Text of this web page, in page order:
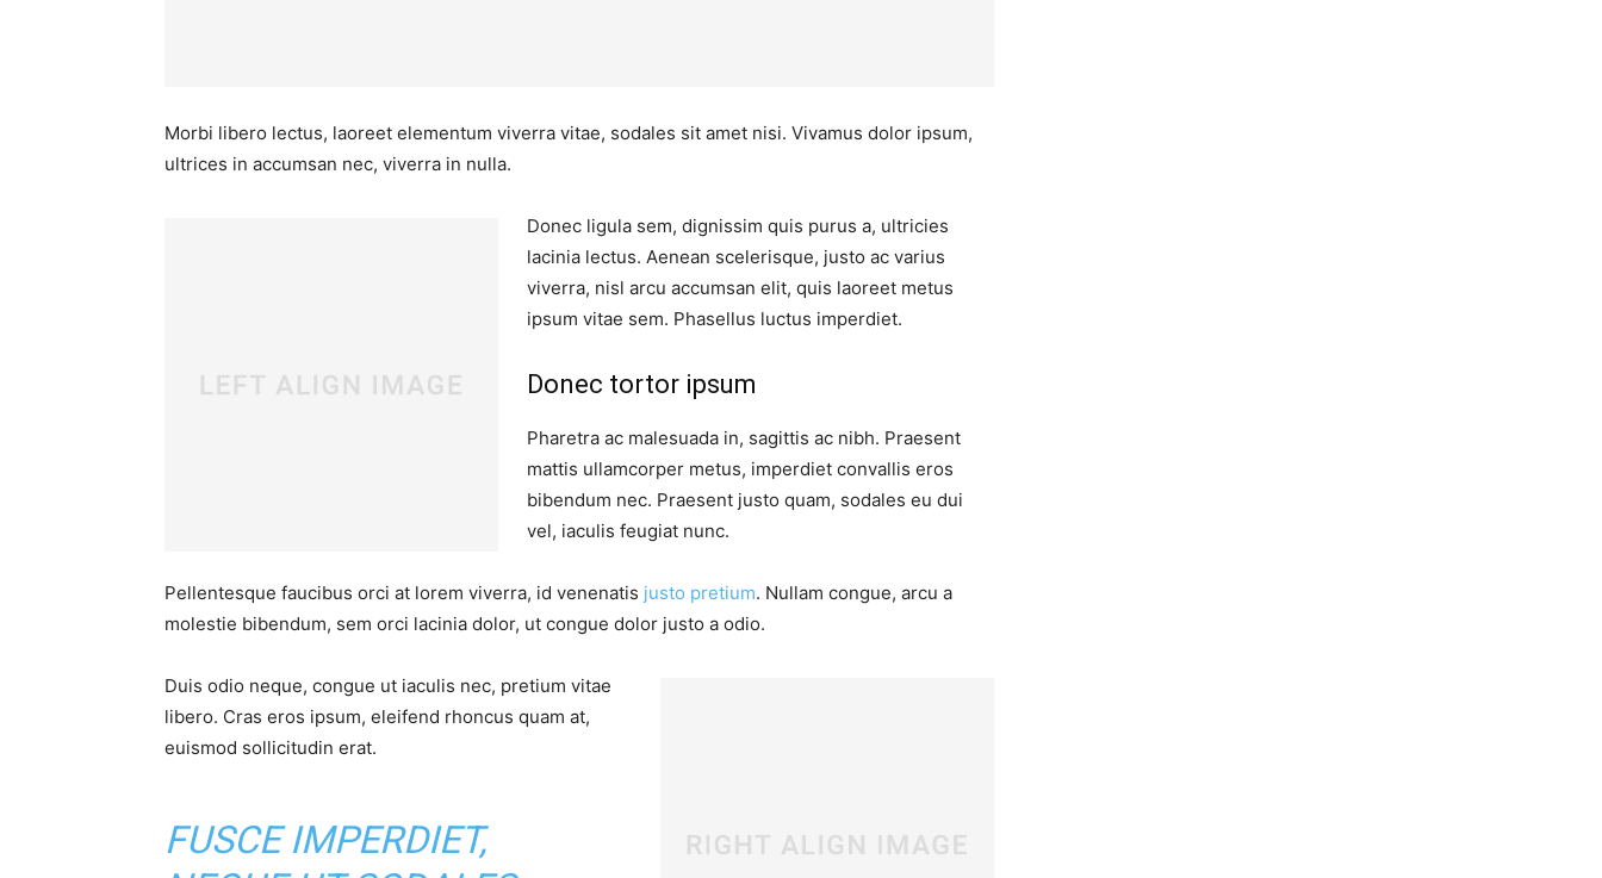
Morbi libero lectus, laoreet elementum viverra vitae, sodales sit amet nisi. Vivamus dolor ipsum,
ultrices in accumsan nec, viverra in nulla.
Donec ligula sem, dignissim quis purus a, ultricies
lacinia lectus. Aenean scelerisque, justo ac varius
viverra, nisl arcu accumsan elit, quis laoreet metus
ipsum vitae sem. Phasellus luctus imperdiet.
Donec tortor ipsum
Pharetra ac malesuada in, sagittis ac nibh. Praesent
mattis ullamcorper metus, imperdiet convallis eros
bibendum nec. Praesent justo quam, sodales eu dui
vel, iaculis feugiat nunc.
Pellentesque faucibus orci at lorem viverra, id venenatis justo pretium. Nullam congue, arcu a
molestie bibendum, sem orci lacinia dolor, ut congue dolor justo a odio.
Duis odio neque, congue ut iaculis nec, pretium vitae
libero. Cras eros ipsum, eleifend rhoncus quam at,
euismod sollicitudin erat.
FUSCE IMPERDIET,